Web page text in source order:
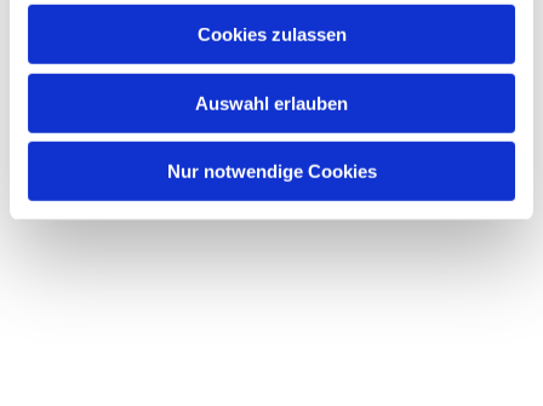
Cookies zulassen
Auswahl erlauben
Nur notwendige Cookies